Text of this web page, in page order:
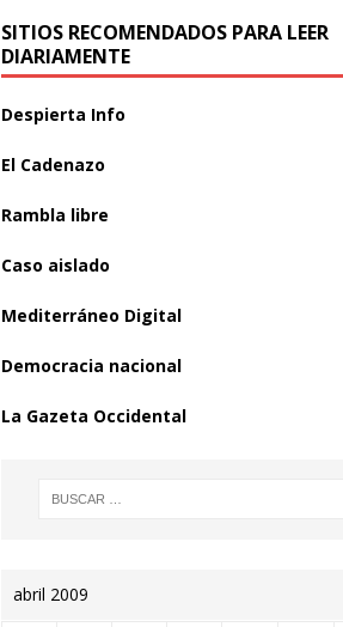
SITIOS RECOMENDADOS PARA LEER
DIARIAMENTE
Despierta Info
El Cadenazo
Rambla libre
Caso aislado
Mediterráneo Digital
Democracia nacional
La Gazeta Occidental
abril 2009